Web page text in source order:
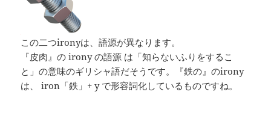
この二つironyは、語源が異なります。
『皮肉』の irony の語源 は「知らないふりをするこ
と」の意味のギリシャ語だそうです。『鉄の』のirony
は、 iron「鉄」+ y で形容詞化しているものですね。